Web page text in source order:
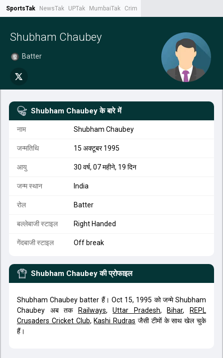
SportsTak NewsTak UPTak MumbaiTak CrimeTak
Shubham Chaubey
Batter
Shubham Chaubey के बारे में
नाम Shubham Chaubey
जन्मतिथि 15 अक्टूबर 1995
आयु 30 वर्ष, 07 महीने, 19 दिन
जन्म स्थान India
रोल Batter
बल्लेबाजी स्टाइल Right Handed
गेंदबाजी स्टाइल Off break
Shubham Chaubey की प्रोफाइल
Shubham Chaubey batter हैं। Oct 15, 1995 को जन्मे Shubham
Chaubey अब तक
Railways,Uttar Pradesh, Bihar,
REPL
Crusaders Cricket Club, Kashi Rudras जैसी टीमों के साथ खेल चुके
हैं।